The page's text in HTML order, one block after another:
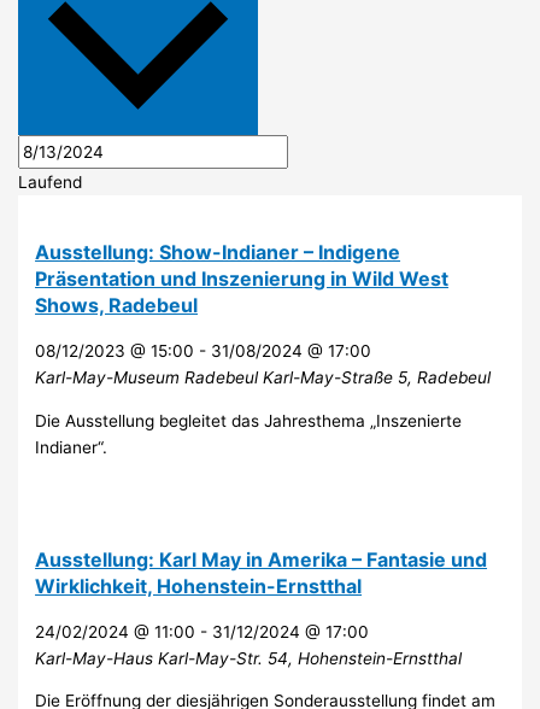
Laufend
Ausstellung: Show-Indianer – Indigene
Präsentation und Inszenierung in Wild West
Shows, Radebeul
08/12/2023 @ 15:00 - 31/08/2024 @ 17:00
Karl-May-Museum RadebeulKarl-May-Straße 5, Radebeul
Die Ausstellung begleitet das Jahresthema „Inszenierte
Indianer“.
Ausstellung: Karl May in Amerika – Fantasie und
Wirklichkeit, Hohenstein-Ernstthal
24/02/2024 @ 11:00 - 31/12/2024 @ 17:00
Karl-May-HausKarl-May-Str. 54, Hohenstein-Ernstthal
Die Eröffnung der diesjährigen Sonderausstellung findet am